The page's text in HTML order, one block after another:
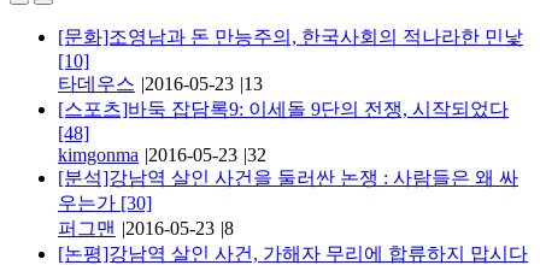
[문화]조영남과 돈 만능주의, 한국사회의 적나라한 민낯
[10]
타데우스 |2016-05-23 |13
[스포츠]바둑 잡담록9: 이세돌 9단의 전쟁, 시작되었다
[48]
kimgonma |2016-05-23 |32
[분석]강남역 살인 사건을 둘러싼 논쟁 : 사람들은 왜 싸
우는가 [30]
퍼그맨 |2016-05-23 |8
[논평]강남역 살인 사건, 가해자 무리에 합류하지 맙시다